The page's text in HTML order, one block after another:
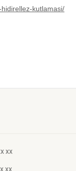
kutlamasi/
xx